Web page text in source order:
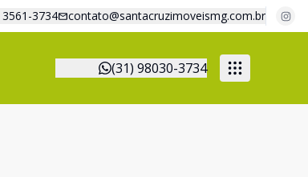
3734 contato@santacruzimoveismg.com.br
(31) 98030-3734